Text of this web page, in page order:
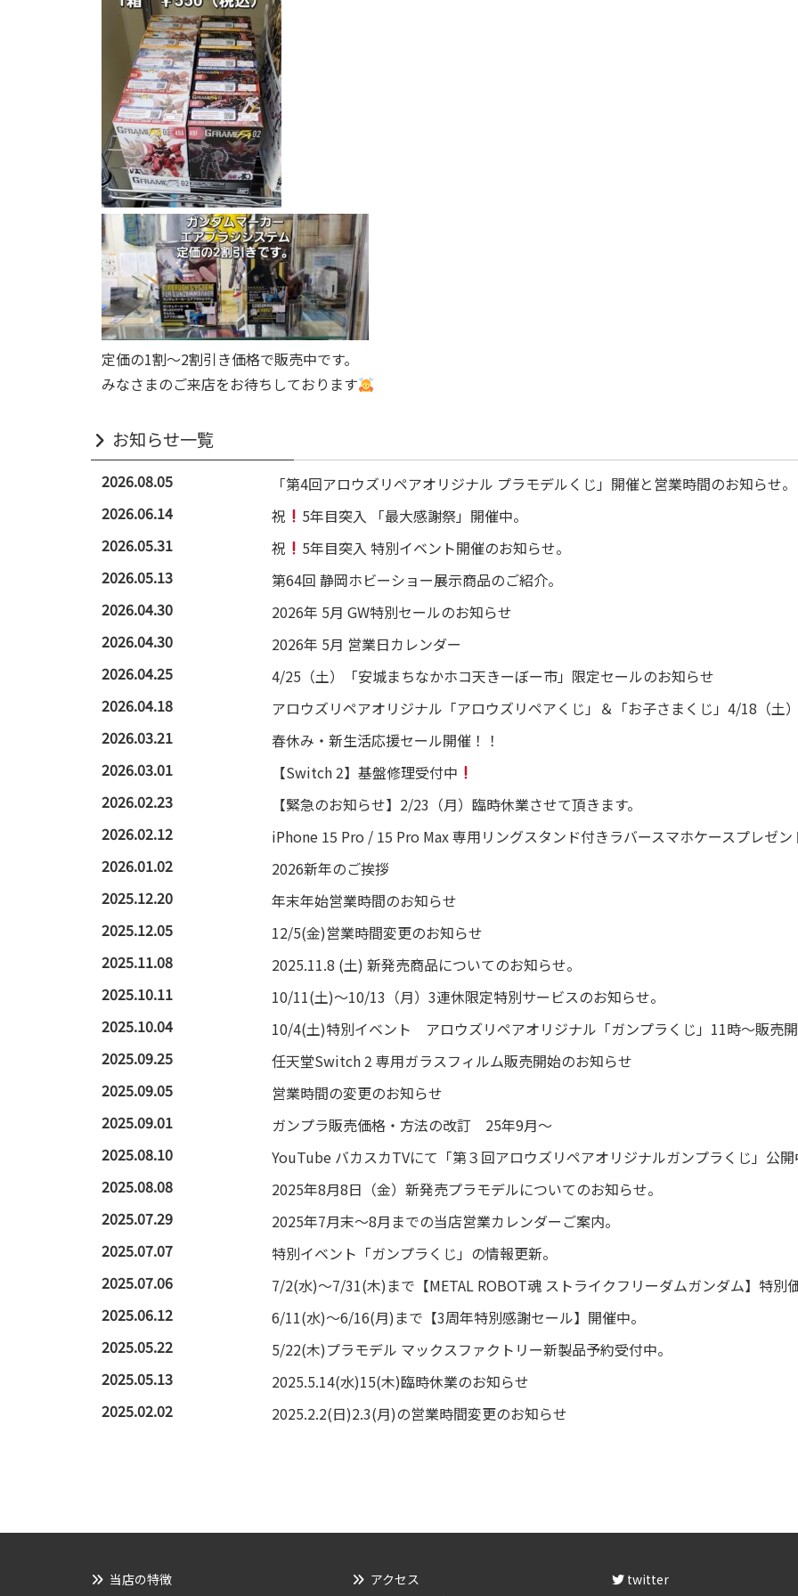
定価の1割～2割引き価格で販売中です。
みなさまのご来店をお待ちしております
お知らせ一覧
2026.08.05
「第4回アロウズリペアオリジナル プラモデルくじ」開催と営業時間のお知らせ。
2026.06.14
祝
5年目突入 「最大感謝祭」開催中。
2026.05.31
祝
5年目突入 特別イベント開催のお知らせ。
2026.05.13
第64回 静岡ホビーショー展示商品のご紹介。
2026.04.30
2026年 5月 GW特別セールのお知らせ
2026.04.30
2026年 5月 営業日カレンダー
2026.04.25
4/25（土）「安城まちなかホコ天きーぼー市」限定セールのお知らせ
2026.04.18
アロウズリペアオリジナル「アロウズリペアくじ」＆「お子さまくじ」4/18（土
2026.03.21
春休み・新生活応援セール開催！！
2026.03.01
【Switch 2】基盤修理受付中
2026.02.23
【緊急のお知らせ】2/23（月）臨時休業させて頂きます。
2026.02.12
iPhone 15 Pro / 15 Pro Max 専用リングスタンド付きラバースマホケースプレゼン
2026.01.02
2026新年のご挨拶
2025.12.20
年末年始営業時間のお知らせ
2025.12.05
12/5(金)営業時間変更のお知らせ
2025.11.08
2025.11.8 (土) 新発売商品についてのお知らせ。
2025.10.11
10/11(土)～10/13（月）3連休限定特別サービスのお知らせ。
2025.10.04
10/4(土)特別イベント アロウズリペアオリジナル「ガンプラくじ」11時～販売開
2025.09.25
任天堂Switch 2 専用ガラスフィルム販売開始のお知らせ
2025.09.05
営業時間の変更のお知らせ
2025.09.01
ガンプラ販売価格・方法の改訂 25年9月～
2025.08.10
YouTube バカスカTVにて「第３回アロウズリペアオリジナルガンプラくじ」公開
2025.08.08
2025年8月8日（金）新発売プラモデルについてのお知らせ。
2025.07.29
2025年7月末～8月までの当店営業カレンダーご案内。
2025.07.07
特別イベント「ガンプラくじ」の情報更新。
2025.07.06
7/2(水)～7/31(木)まで【METAL ROBOT魂 ストライクフリーダムガンダム】特別
2025.06.12
6/11(水)～6/16(月)まで【3周年特別感謝セール】開催中。
2025.05.22
5/22(木)プラモデル マックスファクトリー新製品予約受付中。
2025.05.13
2025.5.14(水)15(木)臨時休業のお知らせ
2025.02.02
2025.2.2(日)2.3(月)の営業時間変更のお知らせ
当店の特徴
アクセス
twitter